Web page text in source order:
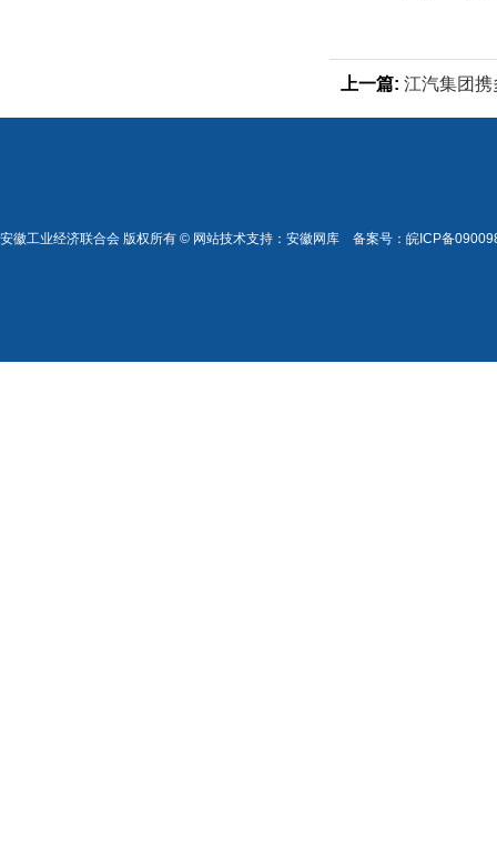
上一篇: 江汽集团
安徽工业经济联合会 版权所有 © 网站技术支持： 安徽网库 备案号： 皖ICP备